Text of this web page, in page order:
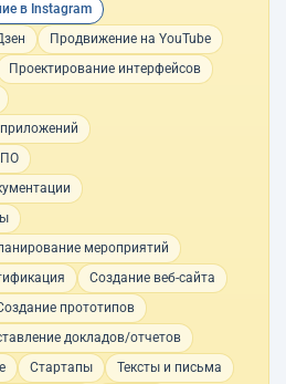
в Instagram
Продвижение на YouTube
Проектирование интерфейсов
ПО
мероприятий
Создание веб-сайта
прототипов
докладов/отчетов
Стартапы
Тексты и письма